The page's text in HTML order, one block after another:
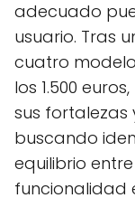
adecuado
usuario. Tras
cuatro
los 1.500
sus fortalezas
buscando
equilibrio
funcionalidad